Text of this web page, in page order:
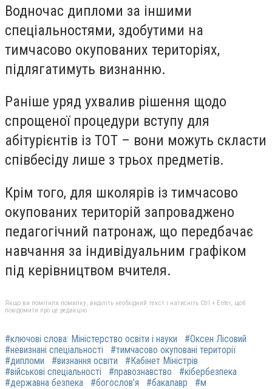
Водночас дипломи за іншими
спеціальностями, здобутими на
тимчасово окупованих територіях,
підлягатимуть визнанню.
Раніше уряд ухвалив рішення щодо
спрощеної процедури вступу для
абітурієнтів із ТОТ – вони можуть скласти
співбесіду лише з трьох предметів.
Крім того, для школярів із тимчасово
окупованих територій запроваджено
педагогічний патронаж, що передбачає
навчання за індивідуальним графіком
під керівництвом вчителя.
Якщо ви помітили помилку, виділіть необхідний текст і натисніть Ctrl + Enter, щоб
повідомити про це редакцію
#ключові слова: Міністерство освіти і науки
#Оксен Лісовий
#невизнані спеціальності
#тимчасово окуповані території
#дипломи
#визнання освіти
#Кабінет Міністрів
#військові спеціальності
#правознавство
#кібербезпека
#державна безпека
#богослов’я #бакалавр #м